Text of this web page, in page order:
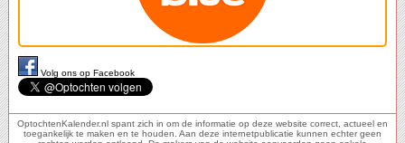
Volg ons op Facebook
OptochtenKalender.nl spant zich in om de informatie op deze website correct, actueel en
toegankelijk te maken en te houden. Aan deze internetpublicatie kunnen echter geen